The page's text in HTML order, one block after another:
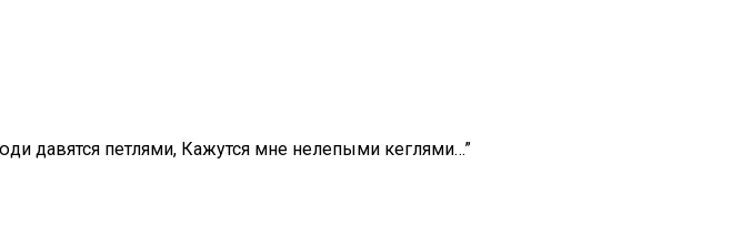
давятся петлями, Кажутся мне нелепыми кеглями…”